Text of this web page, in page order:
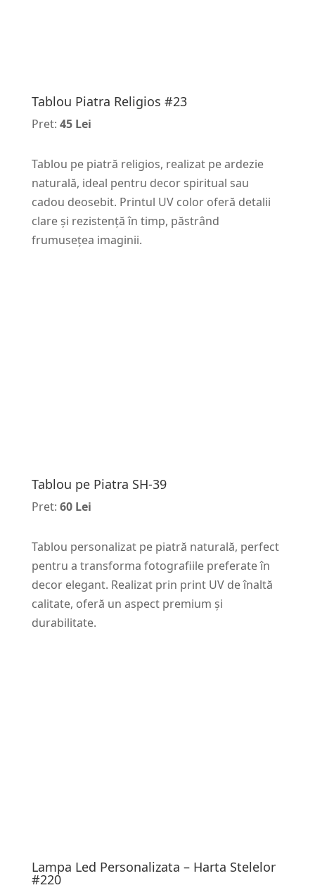
Tablou Piatra Religios #23
Pret: 45 Lei
Tablou pe piatră religios, realizat pe ardezie
naturală, ideal pentru decor spiritual sau
cadou deosebit. Printul UV color oferă detalii
clare și rezistență în timp, păstrând
frumusețea imaginii.
Tablou pe Piatra SH-39
Pret: 60 Lei
Tablou personalizat pe piatră naturală, perfect
pentru a transforma fotografiile preferate în
decor elegant. Realizat prin print UV de înaltă
calitate, oferă un aspect premium și
durabilitate.
Lampa Led Personalizata – Harta Stelelor
#220